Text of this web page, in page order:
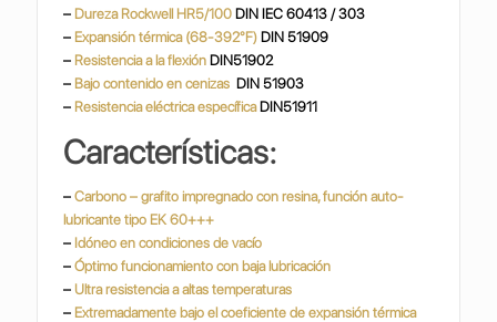
–Dureza Rockwell HR5/100DIN IEC 60413 / 303
–Expansión térmica (68-392°F)DIN 51909
– Resistencia a la flexiónDIN51902
– Bajo contenido en cenizasDIN 51903
– Resistencia eléctrica específicaDIN51911
Características:
– Carbono – grafito impregnado con resina, función auto-
lubricante tipo EK 60+++
– Idóneo en condiciones de vacío
– Óptimo funcionamiento con baja lubricación
– Ultra resistencia a altas temperaturas
– Extremadamente bajo el coeficiente de expansión térmica